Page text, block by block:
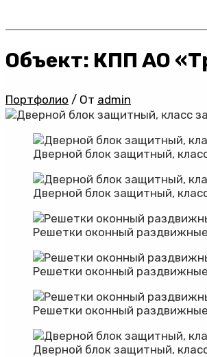
Объект: КПП АО
Портфолио / От admin
Дверной блок защитный,
Дверной блок защитный,
Решетки оконный раздвижные
Решетки оконный раздвижные
Решетки оконный раздвижные
Дверной блок защитный,